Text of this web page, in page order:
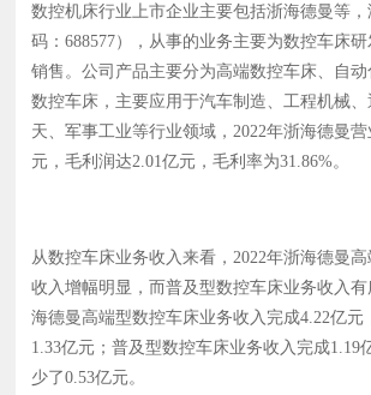
数控机床行业上市企业主要包括浙海德曼等
码：688577），从事的业务主要为数控车床
销售。公司产品主要分为高端数控车床、自
数控车床，主要应用于汽车制造、工程机械
天、军事工业等行业领域，2022年浙海德曼
元，毛利润达2.01亿元，毛利率为31.86%。
从数控车床业务收入来看，2022年浙海德曼
收入增幅明显，而普及型数控车床业务收入有
海德曼高端型数控车床业务收入完成4.22亿元
1.33亿元；普及型数控车床业务收入完成1.19
少了0.53亿元。